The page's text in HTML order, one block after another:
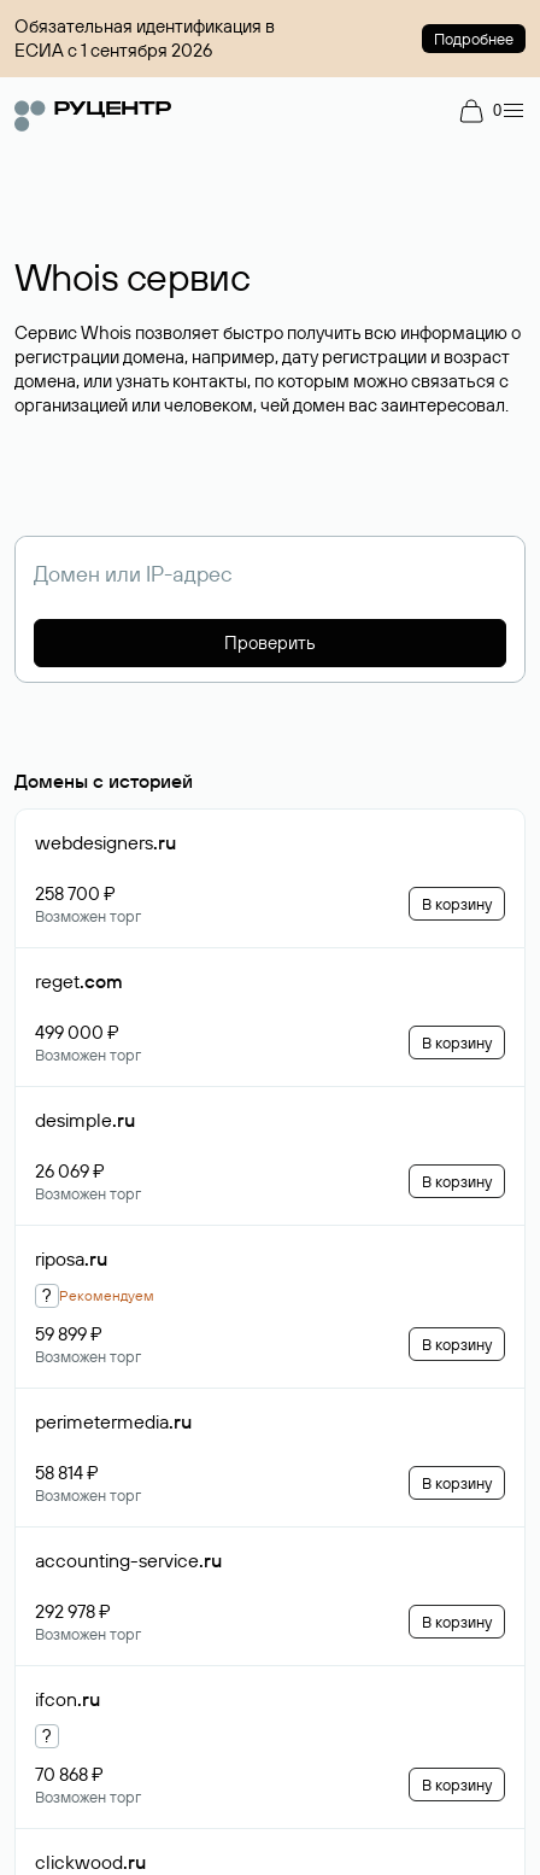
Обязательная идентификация в
ЕСИА с 1 сентября 2026
Подробнее
0
Whois сервис
Сервис Whois позволяет быстро получить всю информацию о
регистрации домена, например, дату регистрации и возраст
домена, или узнать контакты, по которым можно связаться с
организацией или человеком, чей домен вас заинтересовал.
Проверить
Домены с историей
webdesigners.ru
258 700 ₽
Возможен торг
В корзину
reget.com
499 000 ₽
Возможен торг
В корзину
desimple.ru
26 069 ₽
Возможен торг
В корзину
riposa.ru
? Рекомендуем
59 899 ₽
Возможен торг
В корзину
perimetermedia.ru
58 814 ₽
Возможен торг
В корзину
accounting-service.ru
292 978 ₽
Возможен торг
В корзину
ifcon.ru
?
70 868 ₽
Возможен торг
В корзину
clickwood.ru